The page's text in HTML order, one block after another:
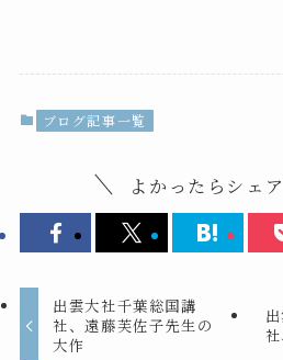
ブログ記事一覧
よかったらシェ
出雲大社千葉総国講
社、遠藤芙佐子先生の
大作